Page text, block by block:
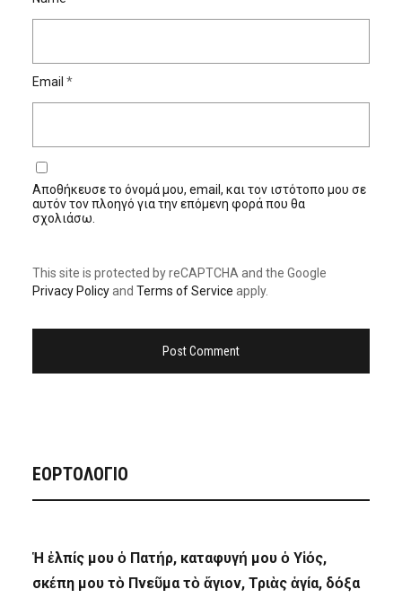
Email *
Αποθήκευσε το όνομά μου, email, και τον ιστότοπο μου σε
αυτόν τον πλοηγό για την επόμενη φορά που θα
σχολιάσω.
This site is protected by reCAPTCHA and the Google
Privacy Policyand Terms of Service apply.
ΕΟΡΤΟΛΟΓΙΟ
Ἡ ἐλπίς μου ὁ Πατήρ, καταφυγή μου ὁ Υἱός,
σκέπη μου τὸ Πνεῦμα τὸ ἅγιον, Τριὰς ἁγία, δόξα